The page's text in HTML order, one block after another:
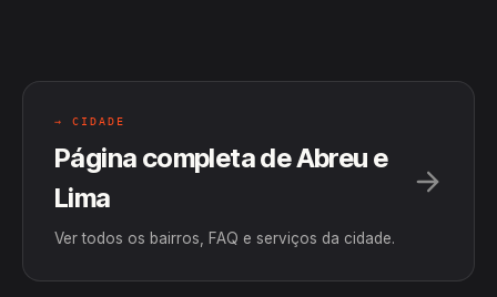
→ CIDADE
Página completa de Abreu e
Lima
Ver todos os bairros, FAQ e serviços da cidade.